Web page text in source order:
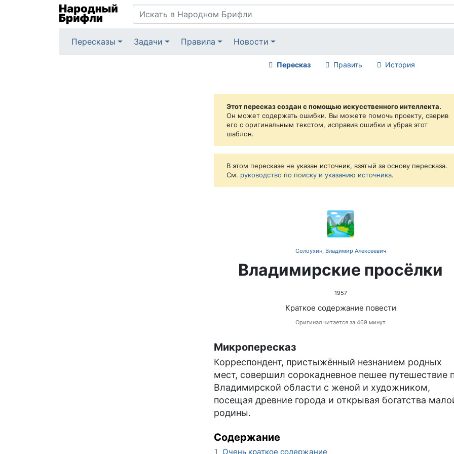
Пересказы Задачи Правила Новости
Пересказ Править История
Этот пересказ создан с помощью искусственного интеллекта.
Он может содержать ошибки. Вы можете помочь проекту, сверив
его с оригинальным текстом, исправив ошибки и убрав этот
шаблон.
В этом пересказе не указан источник, взятый за основу пересказа.
См. руководство по поиску и указанию источника.
🏞️
Солоухин, Владимир Алексеевич
Владимирские просёлки
1957
Краткое содержание повести
Оригинал читается за 469 минут
Микропересказ
Корреспондент, пристыжённый незнанием родных
мест, совершил сорокадневное пешее путешествие
Владимирской области с женой и художником,
посещая древние города и открывая богатства
родины.
Содержание
1 Очень краткое содержание